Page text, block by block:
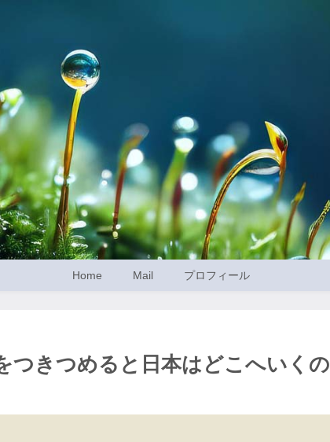
Home Mail プロフィール
つきつめると日本はどこへいくの